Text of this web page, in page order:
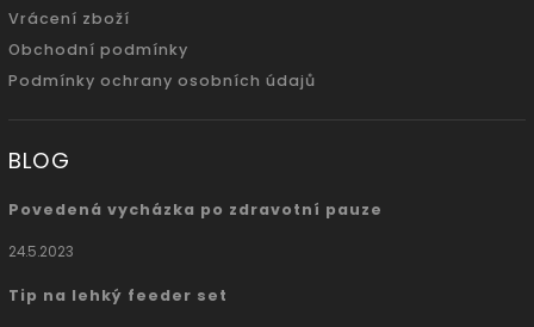
Vrácení zboží
Obchodní podmínky
Podmínky ochrany osobních údajů
BLOG
Povedená vycházka po zdravotní pauze
24.5.2023
Tip na lehký feeder set